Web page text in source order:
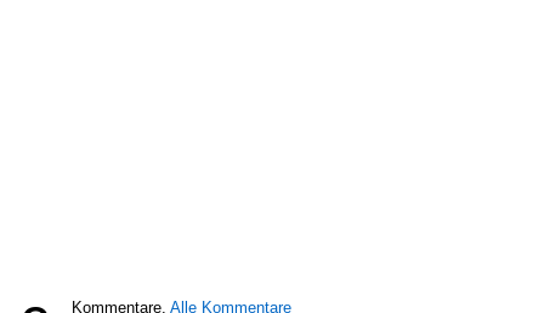
Kommentare, Alle Kommentare